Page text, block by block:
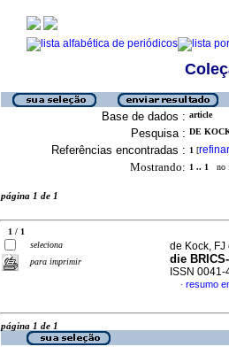
Base de dados : article
Pesquisa : DE
Referências encontradas : 1 [refinar
Mostrando: 1 .. 1 no
página 1 de 1
1 / 1
seleciona
para imprimir
de Kock,
die
ISSN 0041-
· resumo
página 1 de 1